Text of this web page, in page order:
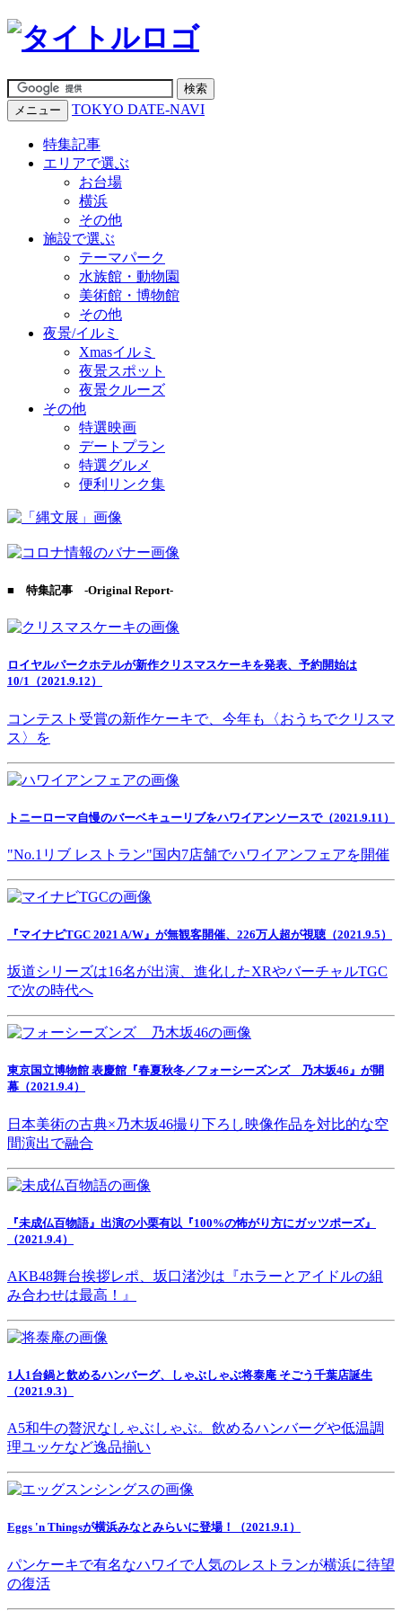
メニュー TOKYO DATE-NAVI
特集記事
エリアで選ぶ
お台場
横浜
その他
施設で選ぶ
テーマパーク
水族館・動物園
美術館・博物館
その他
夜景/イルミ
Xmasイルミ
夜景スポット
夜景クルーズ
その他
特選映画
デートプラン
特選グルメ
便利リンク集
■ 特集記事 -Original Report-
ロイヤルパークホテルが新作クリスマスケーキを発表、予約開始は
10/1（2021.9.12）
コンテスト受賞の新作ケーキで、今年も〈おうちでクリスマ
ス〉を
トニーローマ自慢のバーベキューリブをハワイアンソースで（2021.9.11）
"No.1リブ レストラン"国内7店舗でハワイアンフェアを開催
『マイナビTGC 2021 A/W』が無観客開催、226万人超が視聴（2021.9.5）
坂道シリーズは16名が出演、進化したXRやバーチャルTGC
で次の時代へ
東京国立博物館 表慶館『春夏秋冬／フォーシーズンズ 乃木坂46』が開
幕（2021.9.4）
日本美術の古典×乃木坂46撮り下ろし映像作品を対比的な空
間演出で融合
『未成仏百物語』出演の小栗有以『100%の怖がり方にガッツポーズ』
（2021.9.4）
AKB48舞台挨拶レポ、坂口渚沙は『ホラーとアイドルの組
み合わせは最高！』
1人1台鍋と飲めるハンバーグ、しゃぶしゃぶ将泰庵 そごう千葉店誕生
（2021.9.3）
A5和牛の贅沢なしゃぶしゃぶ。飲めるハンバーグや低温調
理ユッケなど逸品揃い
Eggs 'n Thingsが横浜みなとみらいに登場！（2021.9.1）
パンケーキで有名なハワイで人気のレストランが横浜に待望
の復活